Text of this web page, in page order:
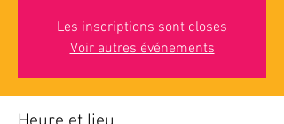
Les inscriptions sont closes
Voir autres événements